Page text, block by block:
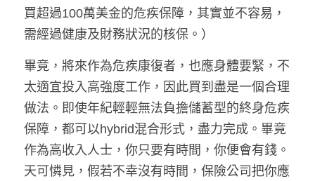
買超過100萬美金的危疾保障，其實並不容易，
需經過健康及財務狀況的核保。）
畢竟，將來作為危疾康復者，也應身體要緊，不
太適宜投入高強度工作，因此買到盡是一個合理
做法。 即使年紀輕輕無法負擔儲蓄型的終身危疾
保障，都可以hybrid混合形式，盡力完成。畢竟
作為高收入人士，你只要有時間，你便會有錢。
天可憐見，假若不幸沒有時間，保險公司把你應